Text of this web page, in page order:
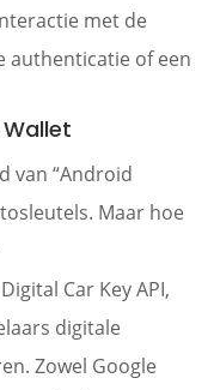
met de
authenticatie of een
van “Android
Maar hoe
Car Key API,
digitale
Zowel Google